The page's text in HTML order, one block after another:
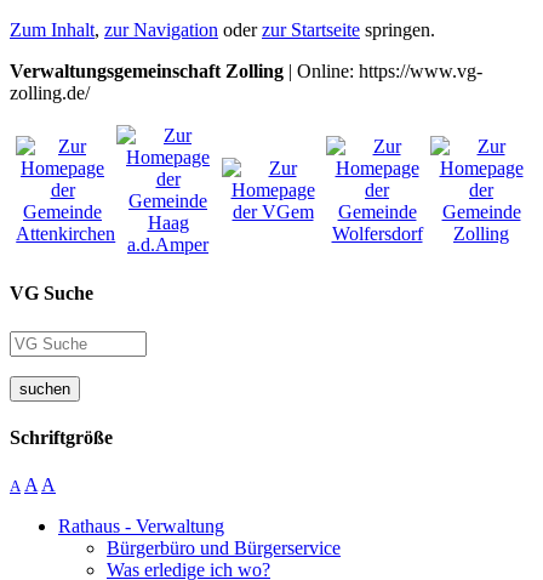
Zum Inhalt, zur Navigation oderzur Startseite springen.
Verwaltungsgemeinschaft Zolling | Online: https://www.vg-
zolling.de/
VG Suche
suchen
Schriftgröße
A A A
Rathaus - Verwaltung
Bürgerbüro und Bürgerservice
Was erledige ich wo?